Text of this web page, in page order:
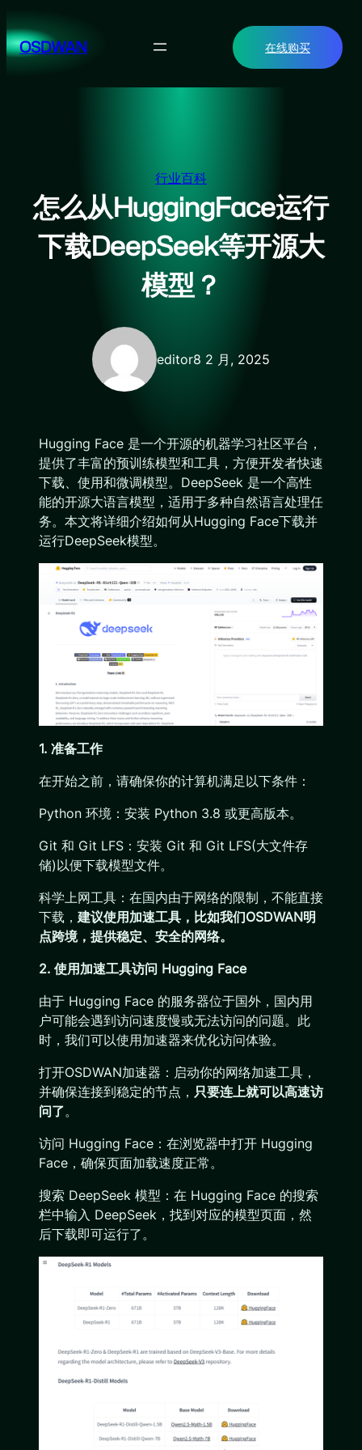
至
内OSDWAN 在线购买
行业百科
怎么从HuggingFace运行
下载DeepSeek等开源大
模型？
editor8 2 月, 2025
Hugging Face 是一个开源的机器学习社区平台，
提供了丰富的预训练模型和工具，方便开发者快速
下载、使用和微调模型。DeepSeek 是一个高性
能的开源大语言模型，适用于多种自然语言处理任
务。本文将详细介绍如何从Hugging Face下载并
运行DeepSeek模型。
1. 准备工作
在开始之前，请确保你的计算机满足以下条件：
Python 环境：安装 Python 3.8 或更高版本。
Git 和 Git LFS：安装 Git 和 Git LFS(大文件存
储)以便下载模型文件。
科学上网工具：在国内由于网络的限制，不能直接
下载， 建议使用加速工具，比如我们OSDWAN明
点跨境，提供稳定、安全的网络。
2. 使用加速工具访问 Hugging Face
由于 Hugging Face 的服务器位于国外，国内用
户可能会遇到访问速度慢或无法访问的问题。此
时，我们可以使用加速器来优化访问体验。
打开OSDWAN加速器：启动你的网络加速工具，
并确保连接到稳定的节点， 只要连上就可以高速访
问了。
访问 Hugging Face：在浏览器中打开 Hugging
Face，确保页面加载速度正常。
搜索 DeepSeek 模型：在 Hugging Face 的搜索
栏中输入 DeepSeek，找到对应的模型页面，然
后下载即可运行了。